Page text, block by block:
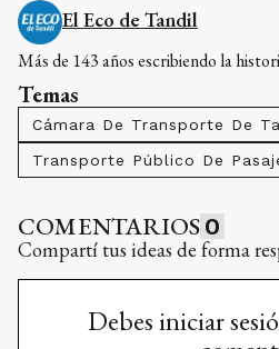
El Eco de Tandil
Más de 143 años escribiendo la
Temas
Cámara De Transporte De
Transporte Público De
COMENTARIOS 0
Compartí tus ideas de forma
Debes iniciar